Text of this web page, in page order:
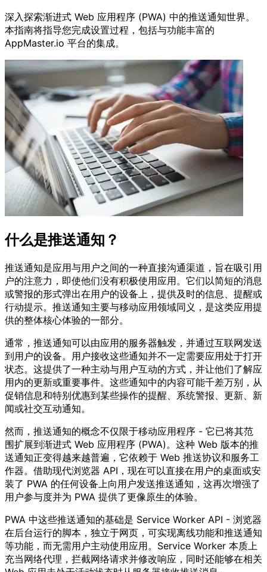
深入探索渐进式 Web 应用程序 (PWA) 中的推送通知世界。
本指南将指导您完成设置过程，包括与功能丰富的
AppMaster.io 平台的集成。
什么是推送通知？
推送通知是应用与用户之间的一种直接沟通渠道，旨在吸引用
户的注意力，即使他们没有积极使用应用。它们以简短的消息
或警报的形式弹出在用户的设备上，提供及时的信息、提醒或
行动提示。推送通知主要与移动应用领域同义，是这类应用提
供的整体核心体验的一部分。
通常，推送通知可以由应用的服务器触发，并通过互联网发送
到用户的设备。用户接收这些通知并不一定需要应用处于打开
状态。这提供了一种主动与用户互动的方式，并让他们了解应
用内的更新或重要事件。这些通知中的内容可能千差万别，从
促销信息和特别优惠到某些操作的提醒、系统警报、更新、新
闻或社交互动通知。
然而，推送通知的概念不仅限于移动应用程序 - 它已将其范
围扩展到渐进式 Web 应用程序 (PWA)。这种 Web 版本的推
送通知正变得越来越普遍，它依赖于 Web 推送协议和服务工
作器。借助现代浏览器 API，现在可以直接在用户的桌面或安
装了 PWA 的任何设备上向用户发送推送通知，这再次增强了
用户参与度并为 PWA 提供了更像原生的体验。
PWA 中这些推送通知的基础是 Service Worker API - 浏览器
在后台运行的脚本，独立于网页，可实现离线功能和推送通知
等功能，而无需用户主动使用应用。Service Worker 本质上
充当网络代理，拦截网络请求并修改响应，同时还能够在相关